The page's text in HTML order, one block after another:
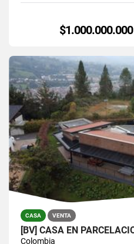
$1.000.000.000
CASA VENTA
Colombia